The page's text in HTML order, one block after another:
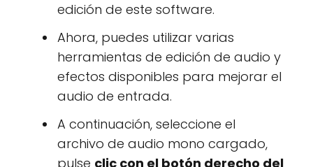
edición de este software.
Ahora, puedes utilizar varias
herramientas de edición de audio y
efectos disponibles para mejorar el
audio de entrada.
A continuación, seleccione el
archivo de audio mono cargado,
pulse clic con el botón derecho del